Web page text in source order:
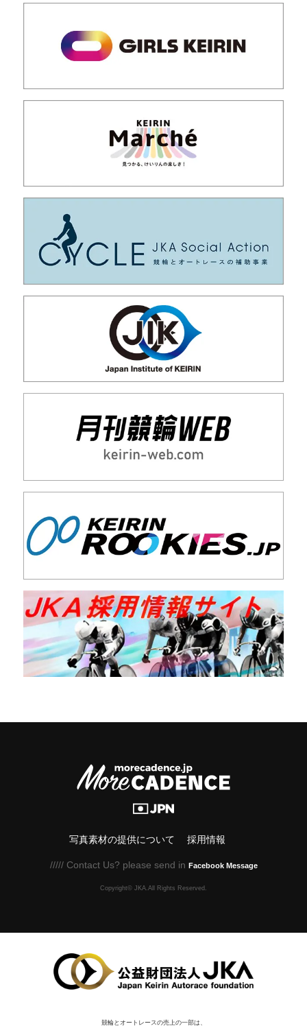
写真素材の提供について 採用情報
///// Contact Us? please send in Facebook Message
Copyright© JKA.All Rights Reserved.
競輪とオートレースの売上の一部は、